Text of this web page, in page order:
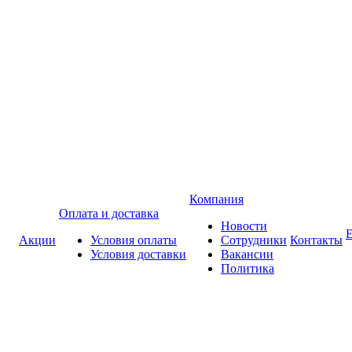
Акции
Оплата и доставка
Условия оплаты
Условия доставки
Компания
Новости
Сотрудники
Вакансии
Политика
Контакты